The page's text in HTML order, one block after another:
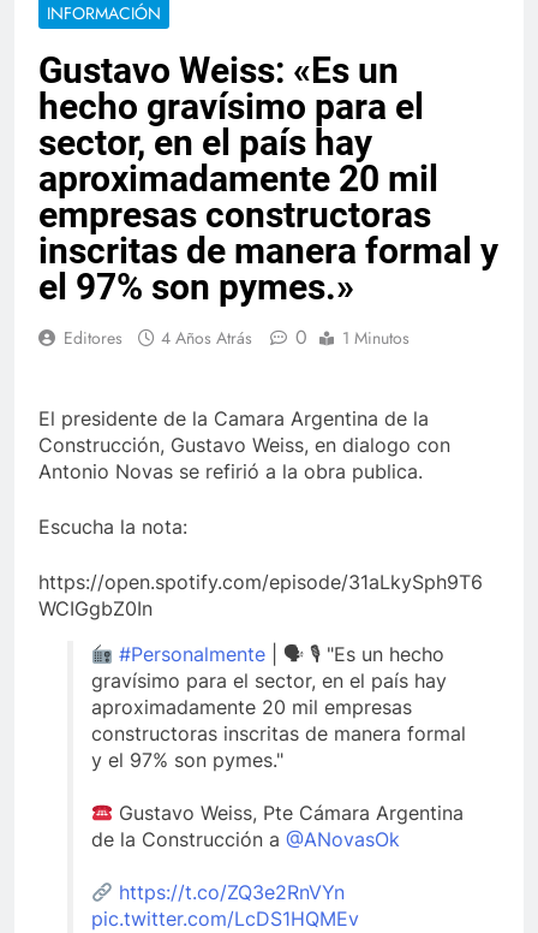
INFORMACIÓN
Gustavo Weiss: «Es un
hecho gravísimo para el
sector, en el país hay
aproximadamente 20 mil
empresas constructoras
inscritas de manera formal y
el 97% son pymes.»
Editores 4 Años Atrás 0 1 Minutos
El presidente de la Camara Argentina de la
Construcción, Gustavo Weiss, en dialogo con
Antonio Novas se refirió a la obra publica.
Escucha la nota:
https://open.spotify.com/episode/31aLkySph9T6
WCIGgbZ0In
#Personalmente | 🗣 🎙 "Es un hecho
gravísimo para el sector, en el país hay
aproximadamente 20 mil empresas
constructoras inscritas de manera formal
y el 97% son pymes."
Gustavo Weiss, Pte Cámara Argentina
de la Construcción a @ANovasOk
https://t.co/ZQ3e2RnVYn
pic.twitter.com/LcDS1HQMEv